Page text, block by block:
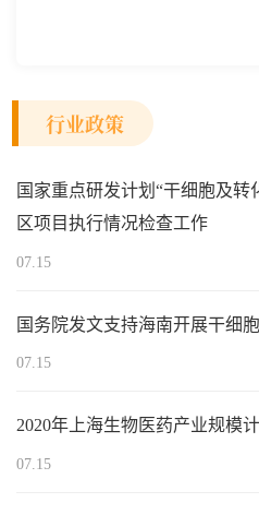
范区生物医药行业协会、瑞士
行业政策
国家重点研发计划“干细胞及
区项目执行情况检查工作
07.15
国务院发文支持海南开展干细
07.15
2020年上海生物医药产业规模
07.15